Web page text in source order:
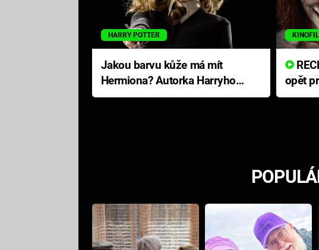
HARRY POTTER
Jakou barvu kůže má mít
Hermiona? Autorka Harryho
Pottera přišla s ráznou
RECENZE: Smrtelné zlo se
opět